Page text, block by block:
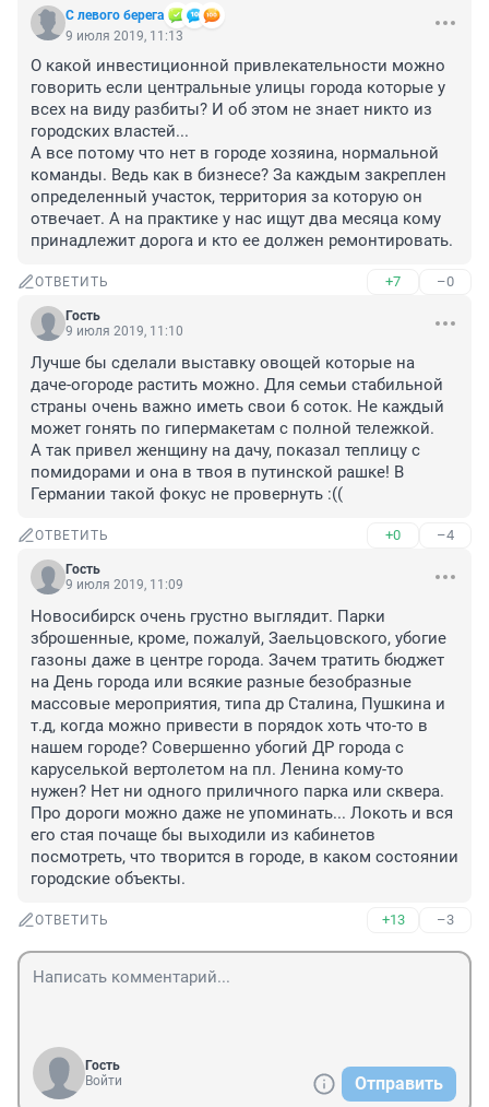
С левого берега
9 июля 2019, 11:13
О какой инвестиционной привлекательности можно
говорить если центральные улицы города которые у
всех на виду разбиты? И об этом не знает никто из
городских властей...
А все потому что нет в городе хозяина, нормальной
команды. Ведь как в бизнесе? За каждым закреплен
определенный участок, территория за которую он
отвечает. А на практике у нас ищут два месяца кому
принадлежит дорога и кто ее должен ремонтировать.
ОТВЕТИТЬ +7 –0
Гость
9 июля 2019, 11:10
Лучше бы сделали выставку овощей которые на
даче-огороде растить можно. Для семьи стабильной
страны очень важно иметь свои 6 соток. Не каждый
может гонять по гипермакетам с полной тележкой.
А так привел женщину на дачу, показал теплицу с
помидорами и она в твоя в путинской рашке! В
Германии такой фокус не провернуть :((
ОТВЕТИТЬ +0 –4
Гость
9 июля 2019, 11:09
Новосибирск очень грустно выглядит. Парки
зброшенные, кроме, пожалуй, Заельцовского, убогие
газоны даже в центре города. Зачем тратить бюджет
на День города или всякие разные безобразные
массовые мероприятия, типа др Сталина, Пушкина и
т.д, когда можно привести в порядок хоть что-то в
нашем городе? Совершенно убогий ДР города с
каруселькой вертолетом на пл. Ленина кому-то
нужен? Нет ни одного приличного парка или сквера.
Про дороги можно даже не упоминать... Локоть и вся
его стая почаще бы выходили из кабинетов
посмотреть, что творится в городе, в каком состоянии
городские объекты.
ОТВЕТИТЬ +13 –3
Гость
Войти
Отправить